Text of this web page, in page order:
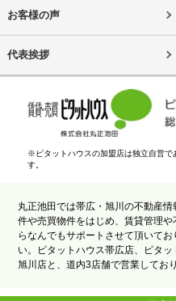
お客様の声
代表挨拶
※ピタットハウスの加盟店は独立自営で
す。
丸正池田では帯広・旭川の不動産
件や売買物件をはじめ、賃貸管理
らなんでもサポートさせて頂いて
い。ピタットハウス帯広店、ピタ
旭川店と、道内3店舗で営業してお